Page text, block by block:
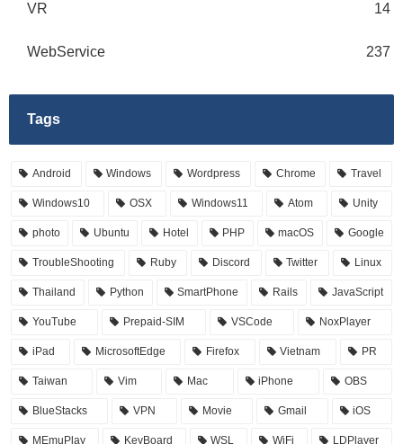
VR 14
WebService 237
Tags
Android Windows Wordpress Chrome Travel
Windows10 OSX Windows11 Atom Unity
photo Ubuntu Hotel PHP macOS Google
TroubleShooting Ruby Discord Twitter Linux
Thailand Python SmartPhone Rails JavaScript
YouTube Prepaid-SIM VSCode NoxPlayer
iPad MicrosoftEdge Firefox Vietnam PR
Taiwan Vim Mac iPhone OBS
BlueStacks VPN Movie Gmail iOS
MEmuPlay KeyBoard WSL WiFi LDPlayer